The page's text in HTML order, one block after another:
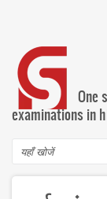
content
One
examinations in
Search